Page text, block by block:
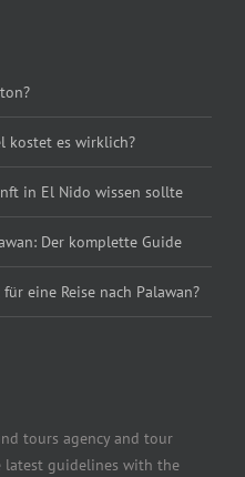
kostet es wirklich?
in El Nido wissen sollte
Der komplette Guide
eine Reise nach Palawan?
tours agency and tour
latest guidelines with the